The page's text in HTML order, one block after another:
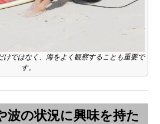
けではなく、海をよく観察することも重要で
す。
の状況に興味を持た